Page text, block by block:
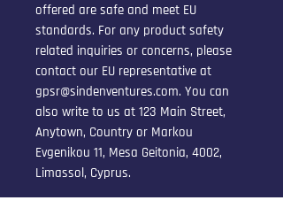
offered are safe and meet EU
standards. For any product safety
related inquiries or concerns, please
gpsr@sindenventures.com. You can
also write to us at 123 Main Street,
Anytown, Country or Markou
Evgenikou 11, Mesa Geitonia, 4002,
Limassol, Cyprus.